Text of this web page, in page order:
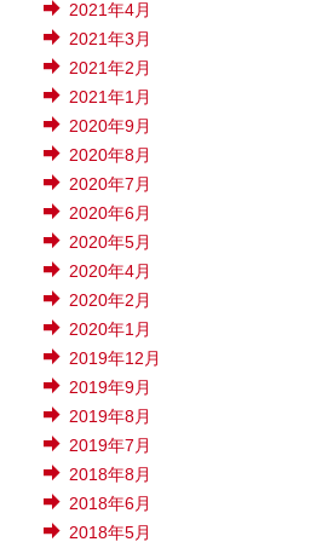
2021年4月
2021年3月
2021年2月
2021年1月
2020年9月
2020年8月
2020年7月
2020年6月
2020年5月
2020年4月
2020年2月
2020年1月
2019年12月
2019年9月
2019年8月
2019年7月
2018年8月
2018年6月
2018年5月